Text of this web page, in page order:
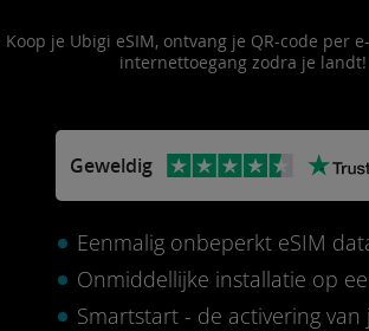
je Ubigi eSIM, ontvang je QR-code per
internettoegang zodra je landt!
Geweldig
Eenmalig onbeperkt eSIM
Onmiddellijke installatie op
Smartstart - de activering